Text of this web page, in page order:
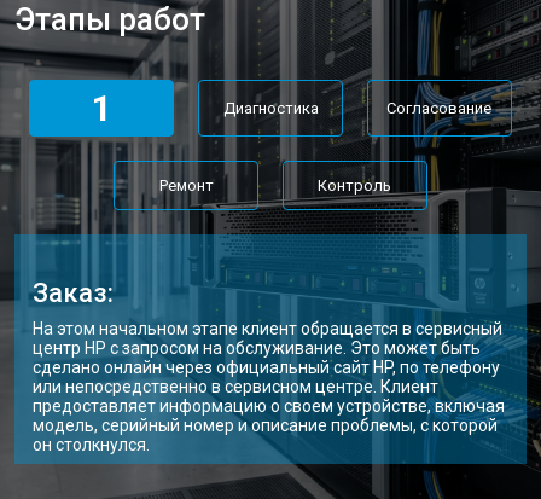
Этапы работ
1 Диагностика Согласование
Ремонт Контроль
Заказ:
На этом начальном этапе клиент обращается в сервисный
центр HP с запросом на обслуживание. Это может быть
сделано онлайн через официальный сайт HP, по телефону
или непосредственно в сервисном центре. Клиент
предоставляет информацию о своем устройстве, включая
модель, серийный номер и описание проблемы, с которой
он столкнулся.